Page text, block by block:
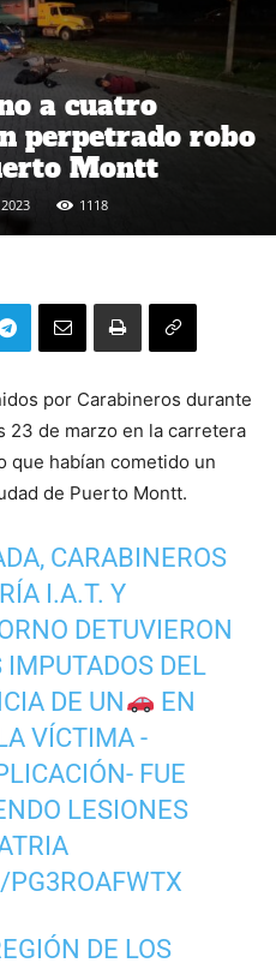
a cuatro
perpetrado robo
Montt
1118
por Carabineros durante
23 de marzo en la carretera
que habían cometido un
de Puerto Montt.
CARABINEROS
I.A.T. Y
DETUVIERON
DEL
DE UN
EN
VÍCTIMA -
FUE
LESIONES
DE LOS